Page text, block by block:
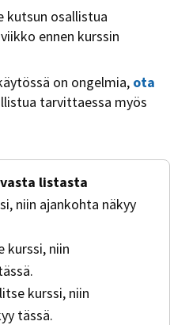
kutsun osallistua
ennen kurssin
on ongelmia, ota
tarvittaessa myös
listasta
niin ajankohta näkyy
kurssi, niin
kurssi, niin
tässä.